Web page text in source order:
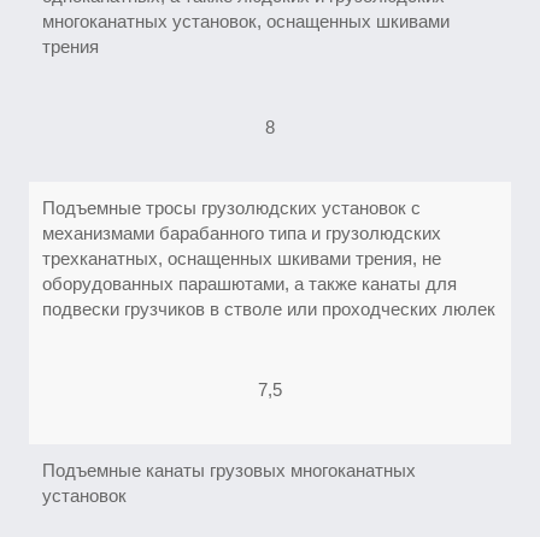
многоканатных установок, оснащенных шкивами
трения
8
Подъемные тросы грузолюдских установок с
механизмами барабанного типа и грузолюдских
трехканатных, оснащенных шкивами трения, не
оборудованных парашютами, а также канаты для
подвески грузчиков в стволе или проходческих люлек
7,5
Подъемные канаты грузовых многоканатных
установок